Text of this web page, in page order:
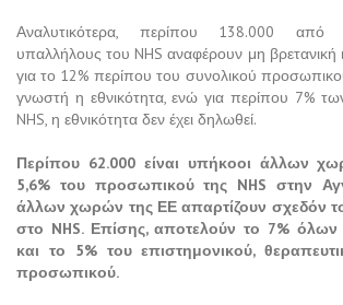
Αναλυτικότερα, περίπου 138.000 από
υπαλλήλους του NHS αναφέρουν μη βρετανική
για το 12% περίπου του συνολικού
γνωστή η εθνικότητα, ενώ για περίπου 7%
NHS, η εθνικότητα δεν έχει δηλωθεί.
Περίπου 62.000 είναι υπήκοοι άλλων
5,6% του προσωπικού της NHS στην
άλλων χωρών της ΕΕ απαρτίζουν σχεδόν
στο NHS. Επίσης, αποτελούν το 7%
και το 5% του επιστημονικού,
προσωπικού.